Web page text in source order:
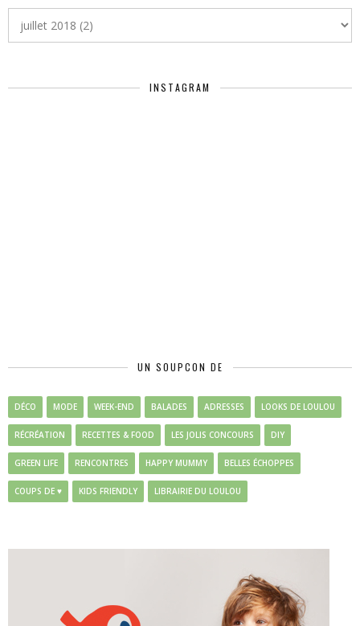
INSTAGRAM
UN SOUPCON DE
DÉCO MODE WEEK-END BALADES ADRESSES LOOKS DE LOULOU
RÉCRÉATION RECETTES & FOOD LES JOLIS CONCOURS DIY
GREEN LIFE RENCONTRES HAPPY MUMMY BELLES ÉCHOPPES
COUPS DE ♥ KIDS FRIENDLY LIBRAIRIE DU LOULOU